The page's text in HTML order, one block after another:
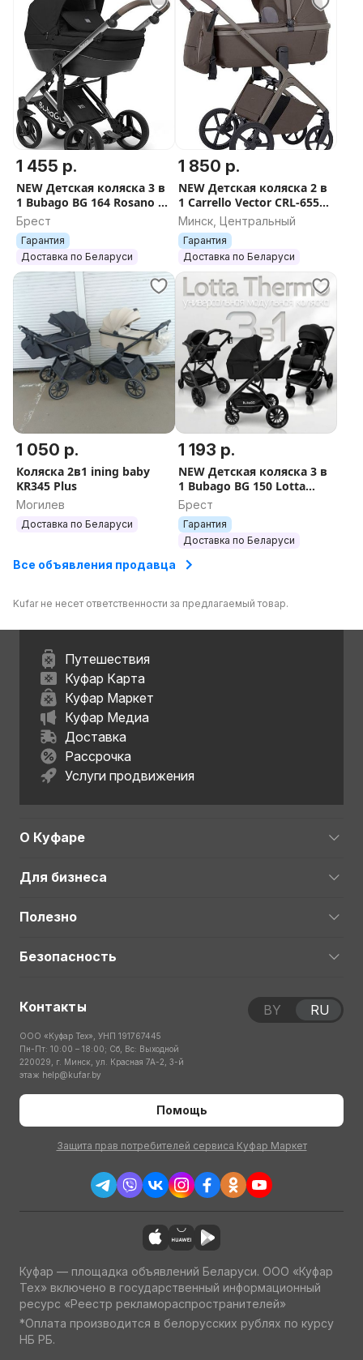
1 455 р.
NEW Детская коляска 3 в
1 Bubago BG 164 Rosano +
ДОСТАВКА
Брест
Гарантия
Доставка по Беларуси
1 850 р.
NEW Детская коляска 2 в
1 Carrello Vector CRL-6550
Coffee Beige
Минск, Центральный
Гарантия
Доставка по Беларуси
1 050 р.
Коляска 2в1 ining baby
KR345 Plus
Могилев
Доставка по Беларуси
1 193 р.
NEW Детская коляска 3 в
1 Bubago BG 150 Lotta
Черный + ДОСТАВКА
Брест
Гарантия
Доставка по Беларуси
Все объявления продавца
Kufar не несет ответственности за предлагаемый товар.
Путешествия
Куфар Карта
Куфар Маркет
Куфар Медиа
Доставка
Рассрочка
Услуги продвижения
О Куфаре
Для бизнеса
Полезно
Безопасность
Контакты
ООО «Куфар Тех», УНП 191767445
Пн-Пт: 10:00 – 18:00; Сб, Вс: Выходной
220029, г. Минск, ул. Красная 7А-2, 3-й
этаж help@kufar.by
Помощь
Защита прав потребителей сервиса Куфар Маркет
BY RU
Куфар — площадка объявлений Беларуси. ООО «Куфар
Тех» включено в государственный информационный
ресурс «Реестр рекламораспространителей»
*Оплата производится в белорусских рублях по курсу
НБ РБ.